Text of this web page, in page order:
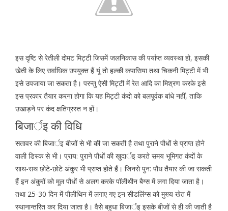
इस दृष्टि से रेतीली दोमट मिट्टी जिसमें जलनिकास की पर्याप्त व्यवस्था हो, इसकी
खेती के लिए सर्वाधिक उपयुक्त हैं यूं तो हल्की कपासिया तथा चिकनी मिट्टी में भी
इसे उपजाया जा सकता है। परन्तु ऐसी मिट्टी में रेत आदि का मिश्रण करके इसे
इस प्रकार तैयार करना होगा कि यह मिट्टी कंदो को बलपूर्वक बांधे नहीं, ताकि
उखाड़ने पर कंद क्षतिग्रस्त न हों।
बिजार्इ की विधि
सतावर की बिजार्इ बीजों से भी की जा सकती है तथा पुराने पौधों से प्राप्त होने
वाली डिस्क से भी। प्राय: पुराने पौधों की खुदार्इ करते समय भूमिगत कंदों के
साथ-सथ छोटे-छोटे अंकुर भी प्राप्त होते हैं। जिनसे पुन: पौध तैयार की जा सकती
हैं इन अंकुरों को मूल पौधों से अलग करके पॉलीथीन बैग्स में लगा दिया जाता है।
तथा 25-30 दिन में पौलीथिन में लगाए गए इन सीडलिंग्स को मुख्य खेत में
स्थानान्तरित कर दिया जाता है। वैसे बहुधा बिजार्इ इसके बीजों से ही की जाती है